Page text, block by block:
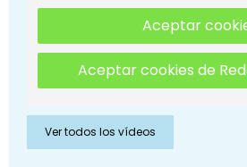
Aceptar
Aceptar cookies de
Ver todos los vídeos